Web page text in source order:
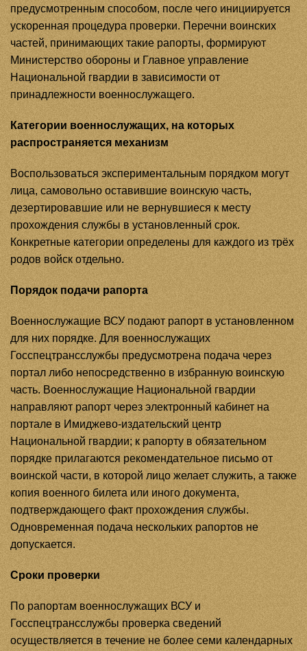
предусмотренным способом, после чего инициируется
ускоренная процедура проверки. Перечни воинских
частей, принимающих такие рапорты, формируют
Министерство обороны и Главное управление
Национальной гвардии в зависимости от
принадлежности военнослужащего.
Категории военнослужащих, на которых
распространяется механизм
Воспользоваться экспериментальным порядком могут
лица, самовольно оставившие воинскую часть,
дезертировавшие или не вернувшиеся к месту
прохождения службы в установленный срок.
Конкретные категории определены для каждого из трёх
родов войск отдельно.
Порядок подачи рапорта
Военнослужащие ВСУ подают рапорт в установленном
для них порядке. Для военнослужащих
Госспецтрансслужбы предусмотрена подача через
портал либо непосредственно в избранную воинскую
часть. Военнослужащие Национальной гвардии
направляют рапорт через электронный кабинет на
портале в Имиджево-издательский центр
Национальной гвардии; к рапорту в обязательном
порядке прилагаются рекомендательное письмо от
воинской части, в которой лицо желает служить, а также
копия военного билета или иного документа,
подтверждающего факт прохождения службы.
Одновременная подача нескольких рапортов не
допускается.
Сроки проверки
По рапортам военнослужащих ВСУ и
Госспецтрансслужбы проверка сведений
осуществляется в течение не более семи календарных